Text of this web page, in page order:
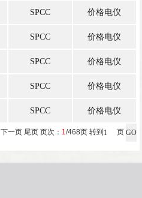
SPCC 价格电仪
SPCC 价格电仪
SPCC 价格电仪
SPCC 价格电仪
SPCC 价格电仪
下一页 尾页 页次： 1/468页 转到 页